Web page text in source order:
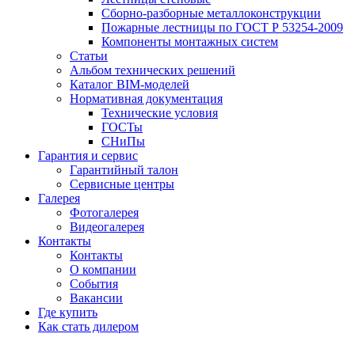
Сборно-разборные металлоконструкции
Пожарные лестницы по ГОСТ Р 53254-2009
Компоненты монтажных систем
Статьи
Альбом технических решений
Каталог BIM-моделей
Нормативная документация
Технические условия
ГОСТы
СНиПы
Гарантия и сервис
Гарантийный талон
Сервисные центры
Галерея
Фотогалерея
Видеогалерея
Контакты
Контакты
О компании
События
Вакансии
Где купить
Как стать дилером